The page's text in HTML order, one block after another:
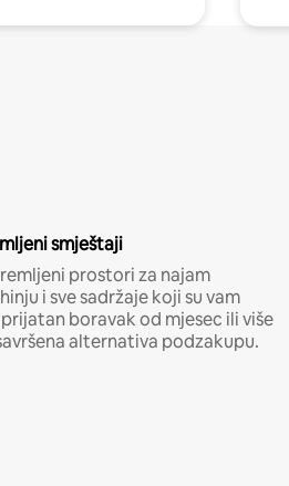
smještaji
prostori za najam
i sve sadržaje koji su vam
boravak od mjesec ili više
alternativa podzakupu.